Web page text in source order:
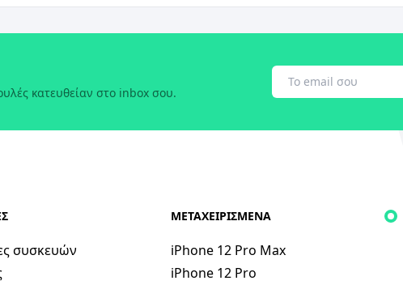
κατευθείαν στο inbox σου.
συσκευών
ΜΕΤΑΧΕΙΡΙΣΜΕΝΑ
iPhone 12 Pro Max
iPhone 12 Pro